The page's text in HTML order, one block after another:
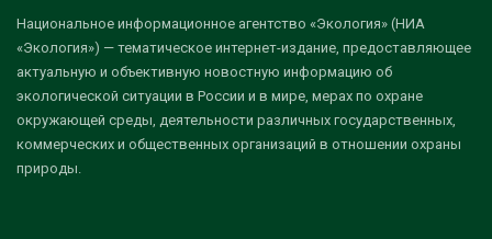
Национальное информационное агентство «Экология» (НИА
«Экология») — тематическое интернет-издание, предоставляющее
актуальную и объективную новостную информацию об
экологической ситуации в России и в мире, мерах по охране
окружающей среды, деятельности различных государственных,
коммерческих и общественных организаций в отношении охраны
природы.